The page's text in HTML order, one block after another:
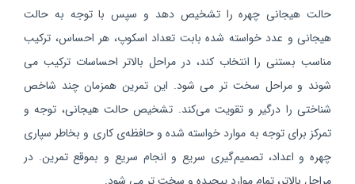
حالت هیجانی چهره را تشخیص دهد و سپس با توجه به حالت
هیجانی و عدد خواسته شده بابت تعداد اسکوپ، هر احساس، ترکیب
مناسب بستنی را انتخاب کند، در مراحل بالاتر احساسات ترکیب می
شوند و مراحل سخت تر می شود. این تمرین همزمان چند شاخص
شناختی را درگیر و تقویت می‌کند. تشخیص حالت هیجانی، توجه و
تمرکز برای توجه به موارد خواسته شده و حافظه‌ی کاری و بخاطر سپاری
چهره و اعداد، تصمیم‌گیری سریع و انجام سریع و بموقع تمرین. در